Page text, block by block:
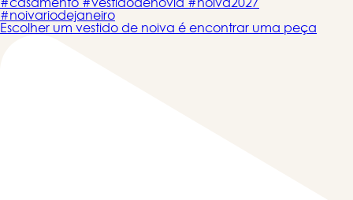
Escolher um vestido de noiva é encontrar uma peça